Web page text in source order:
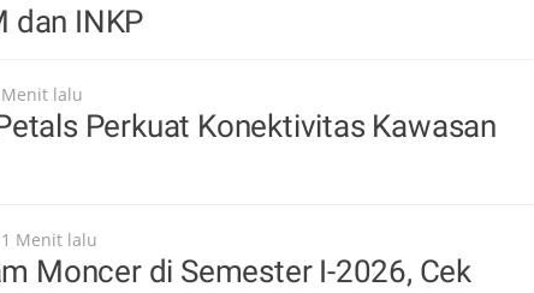
dan INKP
lalu
Perkuat Konektivitas Kawasan
Menit lalu
Moncer di Semester I-2026, Cek